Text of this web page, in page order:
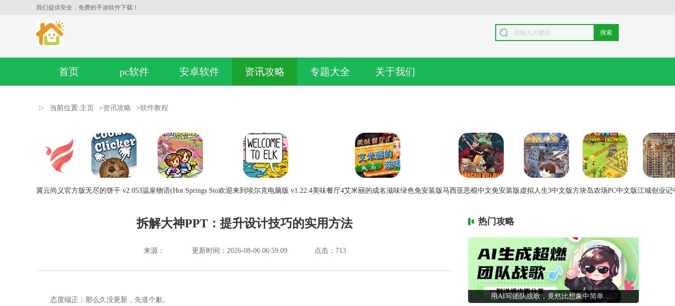
我们提供安全，免费的手游软件下载！
搜索
首页 pc软件 安卓软件 资讯攻略 专题大全 关于我们
当前位置:主页 >资讯攻略 >软件教程
冀云尚义官方版无尽的饼干 v2.053温泉物语(Hot Springs Sto欢迎来到埃尔克电脑版 v1.22.4美味餐厅4艾米丽的成名滋味绿色免安装版马西亚恶棍中文免安装版 虚拟人生3中文版方块岛农场PC中文版江城创业记
拆解大神PPT：提升设计技巧的实用方法
来源： 更新时间：2026-08-06 06:59:09 点击： 713
态度端正：那么久没更新，先道个歉。
热门攻略
用AI写团队战歌，竟然比想象中简单这么多